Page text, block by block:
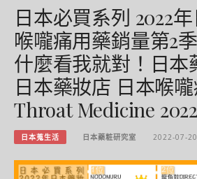
日本必買系列 2022
喉嚨痛用藥銷量第2
什麼看我就對！日本
日本藥妝店 日本喉
Throat Medicine
日本蒐生活 日本藥粧研究室 2022-07-20